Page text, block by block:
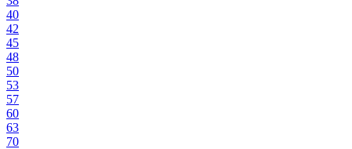
40
42
45
48
50
53
57
60
63
70